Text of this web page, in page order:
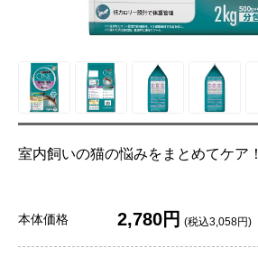
室内飼いの猫の悩みをまとめてケア！
本体価格 2,780円 (税込3,058円)